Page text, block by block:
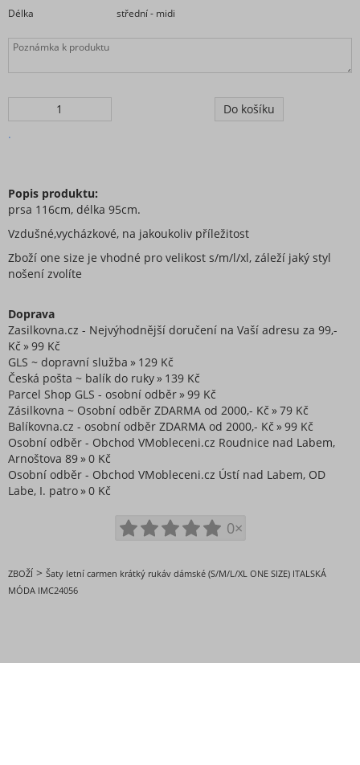
Délka
střední - midi
.
Popis produktu:
prsa 116cm, délka 95cm.
Vzdušné,vycházkové, na jakoukoliv příležitost
Zboží one size je vhodné pro velikost s/m/l/xl, záleží jaký styl
nošení zvolíte
Doprava
Zasilkovna.cz - Nejvýhodnější doručení na Vaší adresu za 99,-
Kč
99 Kč
GLS ~ dopravní služba
129 Kč
Česká pošta ~ balík do ruky
139 Kč
Parcel Shop GLS - osobní odběr
99 Kč
Zásilkovna ~ Osobní odběr ZDARMA od 2000,- Kč
79 Kč
Balíkovna.cz - osobní odběr ZDARMA od 2000,- Kč
99 Kč
Osobní odběr - Obchod VMobleceni.cz Roudnice nad Labem,
Arnoštova 89
0 Kč
Osobní odběr - Obchod VMobleceni.cz Ústí nad Labem, OD
Labe, I. patro
0 Kč
0×
ZBOŽÍ > Šaty letní carmen krátký rukáv dámské (S/M/L/XL ONE SIZE) ITALSKÁ
MÓDA IMC24056